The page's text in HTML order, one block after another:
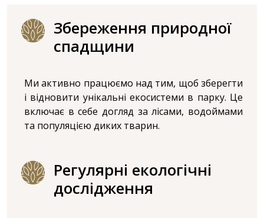
Збереження природної
спадщини
Ми активно працюємо над тим, щоб зберегти
і відновити унікальні екосистеми в парку. Це
включає в себе догляд за лісами, водоймами
та популяцією диких тварин.
Регулярні екологічні
дослідження